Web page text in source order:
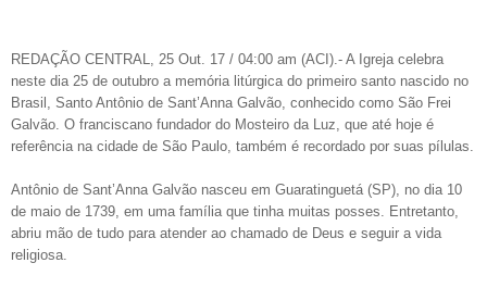
REDAÇÃO CENTRAL, 25 Out. 17 / 04:00 am (ACI).- A Igreja celebra
neste dia 25 de outubro a memória litúrgica do primeiro santo nascido no
Brasil, Santo Antônio de Sant’Anna Galvão, conhecido como São Frei
Galvão. O franciscano fundador do Mosteiro da Luz, que até hoje é
referência na cidade de São Paulo, também é recordado por suas pílulas.
Antônio de Sant’Anna Galvão nasceu em Guaratinguetá (SP), no dia 10
de maio de 1739, em uma família que tinha muitas posses. Entretanto,
abriu mão de tudo para atender ao chamado de Deus e seguir a vida
religiosa.